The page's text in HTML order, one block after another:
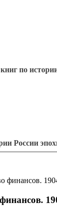
книг по
России
финансов.